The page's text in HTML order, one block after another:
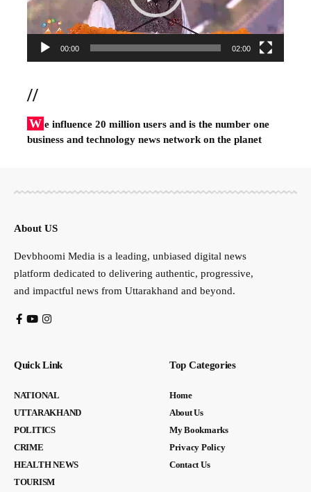
00:00 02:00
//
W e influence 20 million users and is the number one
business and technology news network on the planet
About US
Devbhoomi Media is a leading, unbiased digital news
platform dedicated to delivering authentic, progressive,
and impactful news from Uttarakhand and beyond.
Quick Link
NATIONAL
UTTARAKHAND
POLITICS
CRIME
HEALTH NEWS
TOURISM
Top Categories
Home
About Us
My Bookmarks
Privacy Policy
Contact Us